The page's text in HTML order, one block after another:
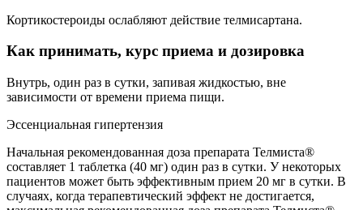
Кортикостероиды ослабляют действие телмисартана.
Как принимать, курс приема и дозировка
Внутрь, один раз в сутки, запивая жидкостью, вне
зависимости от времени приема пищи.
Эссенциальная гипертензия
Начальная рекомендованная доза препарата Телмиста®
составляет 1 таблетка (40 мг) один раз в сутки. У некоторых
пациентов может быть эффективным прием 20 мг в сутки. В
случаях, когда терапевтический эффект не достигается,